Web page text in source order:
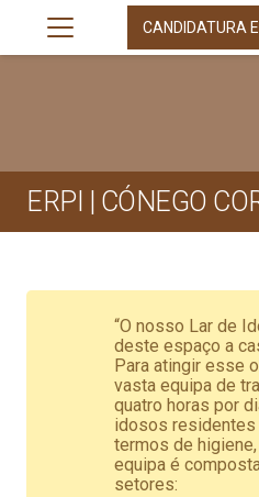
CANDIDATURA
ERPI | CÓNEGO
“O nosso Lar de
deste espaço a
Para atingir esse
vasta equipa de
quatro horas por
idosos
termos de
equipa é
setores: